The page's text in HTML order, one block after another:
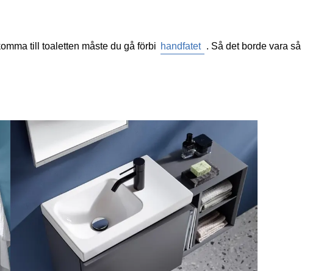
till toaletten måste du gå förbi handfatet . Så det borde vara så